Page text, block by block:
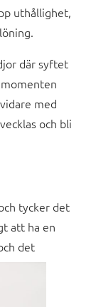
uthållighet,
där syftet
med
och bli
tycker det
att ha en
det